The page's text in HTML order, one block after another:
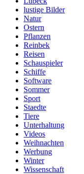
lustige Bilder
Natur
Ostern
Pflanzen
Reinbek
Reisen
Schauspieler
Schiffe
Software
Sommer
Sport
Staedte
Tiere
Unterhaltung
Videos
Weihnachten
Werbung
Winter
Wissenschaft